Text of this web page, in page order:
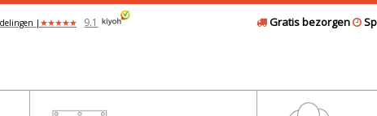
| ★★★★★ 9.1 Gratis bezorgen